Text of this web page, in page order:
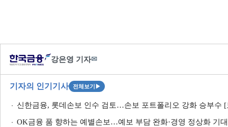
강은영 기자✉
기자의 인기기사 전체보기 ▶
신한금융, 롯데손보 인수 검토…손보 포트폴리오 강화 승부수
OK금융 품 향하는 예별손보…예보 부담 완화·경영 정상화 기